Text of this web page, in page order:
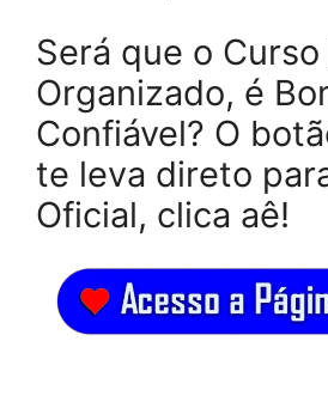
Será que o Curso
Organizado, é
Confiável? O
te leva direto
Oficial, clica aê!